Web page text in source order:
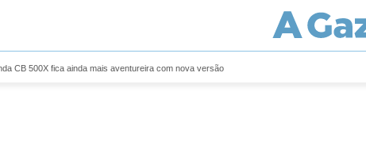
CB 500X fica ainda mais aventureira com nova versão